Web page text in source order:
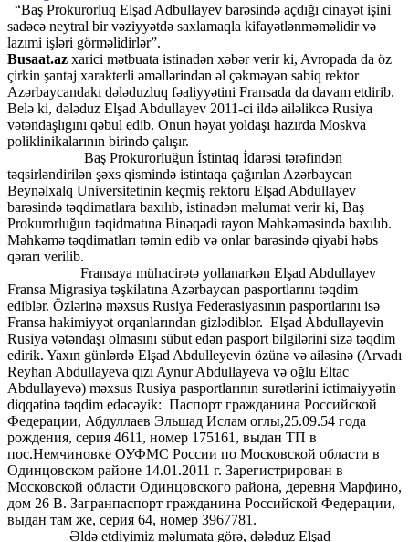
“Baş Prokurorluq Elşad Adbullayev barəsində açdığı cinayət işini
sadəcə neytral bir vəziyyətdə saxlamaqla kifayətlənməməlidir və
lazımi işləri görməlidirlər”.
Busaat.az xarici mətbuata istinadən xəbər verir ki, Avropada da öz
çirkin şantaj xarakterli əməllərindən əl çəkməyən sabiq rektor
Azərbaycandakı dələduzluq fəaliyyətini Fransada da davam etdirib.
Belə ki, dələduz Elşad Abdullayev 2011-ci ildə ailəlikcə Rusiya
vətəndaşlıgını qəbul edib. Onun həyat yoldaşı hazırda Moskva
poliklinikalarının birində çalışır.
Baş Prokurorluğun İstintaq İdarəsi tərəfindən
təqsirləndirilən şəxs qismində istintaqa çağırılan Azərbaycan
Beynəlxalq Universitetinin keçmiş rektoru Elşad Abdullayev
barəsində təqdimatlara baxılıb, istinadən məlumat verir ki, Baş
Prokurorluğun təqidmatına Binəqədi rayon Məhkəməsində baxılıb.
Məhkəmə təqdimatları təmin edib və onlar barəsində qiyabi həbs
qərarı verilib.
Fransaya mühacirətə yollanarkən Elşad Abdullayev
Fransa Migrasiya təşkilatına Azərbaycan pasportlarını təqdim
ediblər. Özlərinə məxsus Rusiya Federasiyasının pasportlarını isə
Fransa hakimiyyət orqanlarından gizlədiblər. Elşad Abdullayevin
Rusiya vətəndaşı olmasını sübut edən pasport bilgilərini sizə təqdim
edirik. Yaxın günlərdə Elşad Abdulleyevin özünə və ailəsinə (Arvadı
Reyhan Abdullayeva qızı Aynur Abdullayeva və oğlu Eltac
Abdullayevə) məxsus Rusiya pasportlarının surətlərini ictimaiyyətin
diqqətinə təqdim edəcəyik: Паспорт гражданина Российской
Федерации, Абдуллаев Эльшад Ислам оглы,25.09.54 года
рождения, серия 4611, номер 175161, выдан ТП в
пос.Немчиновке ОУФМС России по Московской области в
Одинцовском районе 14.01.2011 г. Зарегистрирован в
Московской области Одинцовского района, деревня Марфино,
дом 26 В. Загранпаспорт гражданина Российской Федерации,
выдан там же, серия 64, номер 3967781.
Əldə etdiyimiz məlumata görə, dələduz Elşad